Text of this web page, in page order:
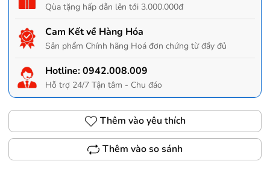
Qùa tặng hấp dẫn lên tới 3.000.000đ
Cam Kết về Hàng Hóa
Sản phẩm Chính hãng Hoá đơn chứng từ đầy đủ
Hotline:0942.008.009
Hỗ trợ 24/7 Tận tâm - Chu đáo
Thêm vào yêu thích
Thêm vào so sánh